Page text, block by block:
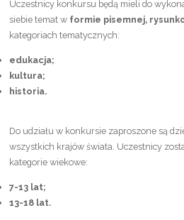
Uczestnicy konkursu będą mieli do
siebie temat w formie pisemnej,
kategoriach tematycznych:
edukacja;
kultura;
historia.
Do udziału w konkursie zaproszone są
wszystkich krajów świata. Uczestnicy
kategorie wiekowe:
7-13 lat;
13-18 lat.